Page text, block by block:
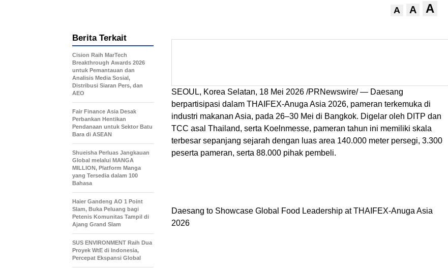
A A A
SEOUL, Korea Selatan, 18 Mei 2026 /PRNewswire/ — Daesang
berpartisipasi dalam THAIFEX-Anuga Asia 2026, pameran terkemuka di
industri makanan Asia, pada 26–30 Mei di Bangkok. Digelar oleh DITP dan
TCC asal Thailand, serta Koelnmesse, pameran tahun ini memiliki skala
terbesar sepanjang sejarah dengan luas area 140.000 meter persegi, 3.300
peserta pameran, serta 88.000 pihak pembeli.
Daesang to Showcase Global Food Leadership at THAIFEX-Anuga Asia
2026
Berita Terkait
Cision Raih MarTech
Breakthrough Awards 2026
untuk Pemantauan dan
Analisis Media Sosial,
Distribusi Siaran Pers, dan
AEO
Fair Finance Asia Desak
Perbankan Hentikan
Pendanaan untuk Sektor Batu
Bara di ASEAN
Shueisha Perluas Jangkauan
Global melalui MANGA
MILLION, Platform Manga
yang Tersedia dalam 100
Bahasa
Haier Gandeng AO 1 Point
Slam, Buka Peluang bagi
Petenis Komunitas Tampil di
Ajang Grand Slam
SUS ENVIRONMENT Raih Dua
Proyek WtE di Indonesia,
Percepat Ekspansi Global